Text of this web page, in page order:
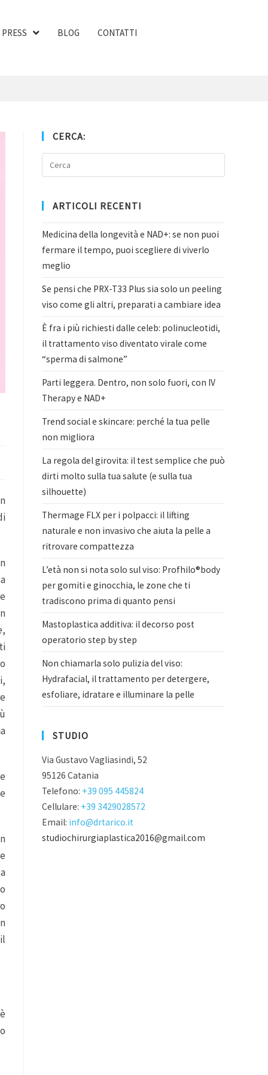
PRESS BLOG CONTATTI
CERCA:
ARTICOLI RECENTI
Medicina della longevità e NAD+: se non puoi
fermare il tempo, puoi scegliere di viverlo
meglio
Se pensi che PRX-T33 Plus sia solo un peeling
viso come gli altri, preparati a cambiare idea
È fra i più richiesti dalle celeb: polinucleotidi,
il trattamento viso diventato virale come
“sperma di salmone”
Parti leggera. Dentro, non solo fuori, con IV
Therapy e NAD+
Trend social e skincare: perché la tua pelle
non migliora
La regola del girovita: il test semplice che può
dirti molto sulla tua salute (e sulla tua
silhouette)
Thermage FLX per i polpacci: il lifting
naturale e non invasivo che aiuta la pelle a
ritrovare compattezza
L’età non si nota solo sul viso: Profhilo®body
per gomiti e ginocchia, le zone che ti
tradiscono prima di quanto pensi
Mastoplastica additiva: il decorso post
operatorio step by step
Non chiamarla solo pulizia del viso:
Hydrafacial, il trattamento per detergere,
esfoliare, idratare e illuminare la pelle
STUDIO
Via Gustavo Vagliasindi, 52
95126 Catania
Telefono: +39 095 445824
Cellulare: +39 3429028572
Email: info@drtarico.it
studiochirurgiaplastica2016@gmail.com